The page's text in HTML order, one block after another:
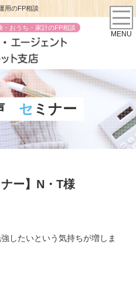
用のFP相談
・おうち・家計のFP相談
MENU
セミナー
ナー】N・T様
したいという気持ちが増しま